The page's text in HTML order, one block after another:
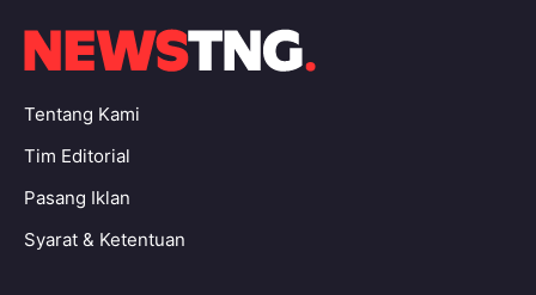
Tentang Kami
Tim Editorial
Pasang Iklan
Syarat & Ketentuan